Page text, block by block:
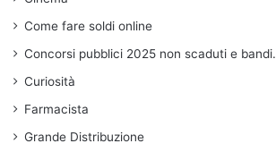
Come fare soldi online
Concorsi pubblici 2025 non scaduti e bandi.
Curiosità
Farmacista
Grande Distribuzione